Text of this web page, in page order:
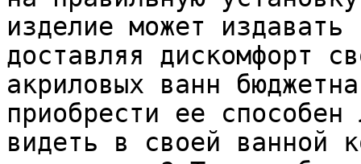
изделие может
доставляя дискомфорт
акриловых ванн
приобрести ее
видеть в своей ванной